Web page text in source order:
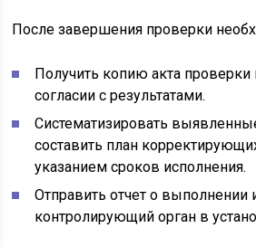
После завершения проверки
Получить копию акта проверки
согласии с результатами.
Систематизировать
составить план
указанием сроков исполнения.
Отправить отчет о выполнении
контролирующий орган в